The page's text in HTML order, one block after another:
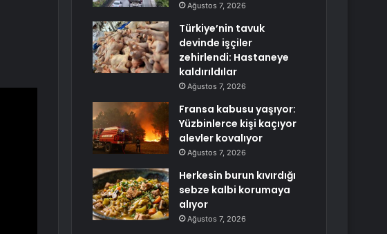
Ağustos 7, 2026
Türkiye’nin tavuk
devinde işçiler
zehirlendi: Hastaneye
kaldırıldılar
Ağustos 7, 2026
Fransa kabusu yaşıyor:
Yüzbinlerce kişi kaçıyor
alevler kovalıyor
Ağustos 7, 2026
Herkesin burun kıvırdığı
sebze kalbi korumaya
alıyor
Ağustos 7, 2026